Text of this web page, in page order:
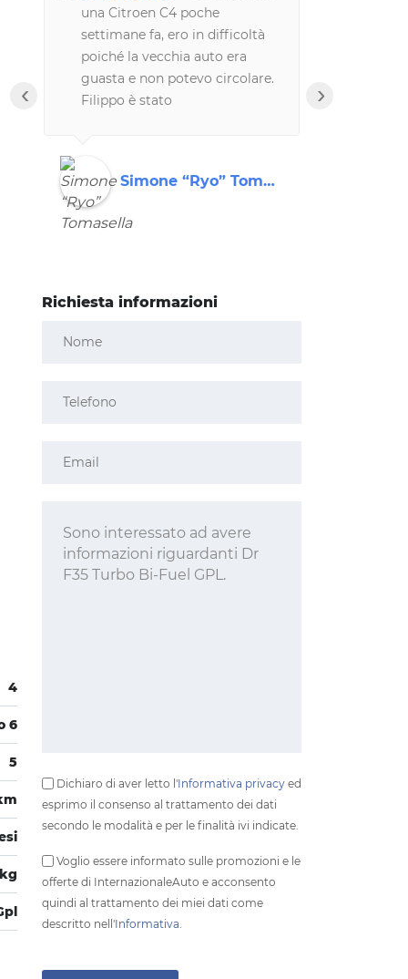
4
6
5
una Citroen C4 poche
settimane fa, ero in difficoltà
poiché la vecchia auto era
guasta e non potevo circolare.
Filippo è stato
ed affidabili.
Simone “Ryo” Tomasella
‹ ›
Richiesta informazioni
Dichiaro di aver letto l'Informativa privacy ed
esprimo il consenso al trattamento dei dati
secondo le modalità e per le finalità ivi indicate.
Voglio essere informato sulle promozioni e le
offerte di InternazionaleAuto e acconsento
quindi al trattamento dei miei dati come
descritto nell'Informativa